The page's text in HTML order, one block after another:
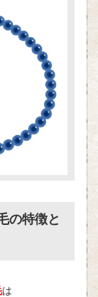
の特徴と
は